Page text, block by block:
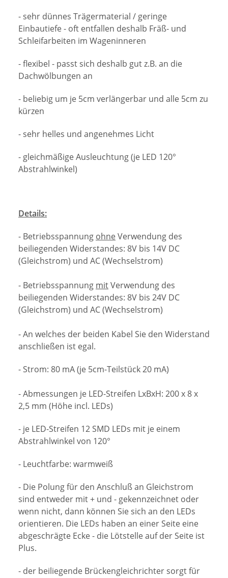
- sehr dünnes Trägermaterial / geringe
Einbautiefe - oft entfallen deshalb Fräß- und
Schleifarbeiten im Wageninneren
- flexibel - passt sich deshalb gut z.B. an die
Dachwölbungen an
- beliebig um je 5cm verlängerbar und alle 5cm zu
kürzen
- sehr helles und angenehmes Licht
- gleichmäßige Ausleuchtung (je LED 120°
Abstrahlwinkel)
Details:
- Betriebsspannung ohneVerwendung des
beiliegenden Widerstandes: 8V bis 14V DC
(Gleichstrom) und AC (Wechselstrom)
- Betriebsspannung mitVerwendung des
beiliegenden Widerstandes: 8V bis 24V DC
(Gleichstrom) und AC (Wechselstrom)
- An welches der beiden Kabel Sie den Widerstand
anschließen ist egal.
- Strom: 80 mA (je 5cm-Teilstück 20 mA)
- Abmessungen je LED-Streifen LxBxH: 200 x 8 x
2,5 mm (Höhe incl. LEDs)
- je LED-Streifen 12 SMD LEDs mit je einem
Abstrahlwinkel von 120°
- Leuchtfarbe: warmweiß
- Die Polung für den Anschluß an Gleichstrom
sind entweder mit + und - gekennzeichnet oder
wenn nicht, dann können Sie sich an den LEDs
orientieren. Die LEDs haben an einer Seite eine
abgeschrägte Ecke - die Lötstelle auf der Seite ist
Plus.
- der beiliegende Brückengleichrichter sorgt für